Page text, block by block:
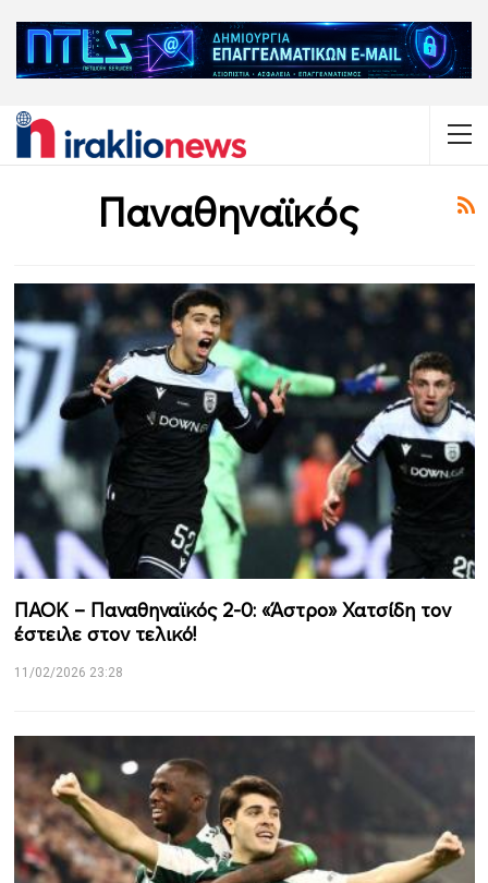
Παναθηναϊκός
ΠΑΟΚ – Παναθηναϊκός 2-0: «Άστρο» Χατσίδη τον
έστειλε στον τελικό!
11/02/2026 23:28